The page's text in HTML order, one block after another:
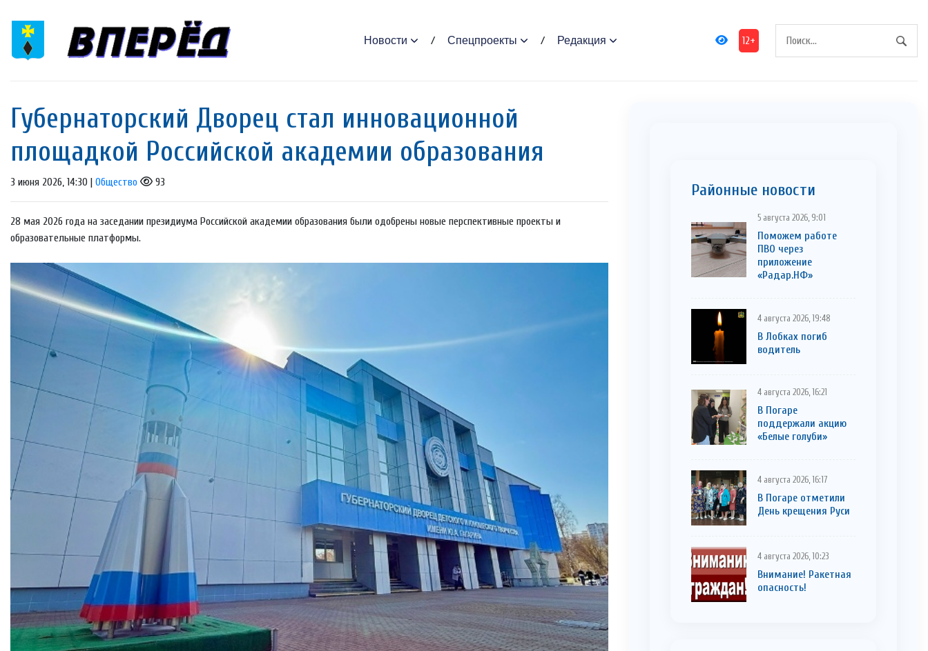
Новости Спецпроекты Редакция 12+
Губернаторский Дворец стал инновационной
площадкой Российской академии образования
3 июня 2026, 14:30 | Общество 93
28 мая 2026 года на заседании президиума Российской академии образования были одобрены новые перспективные проекты и
образовательные платформы.
Районные новости
5 августа 2026, 9:01
Поможем работе
ПВО через
приложение
«Радар.НФ»
4 августа 2026, 19:48
В Лобках погиб
водитель
4 августа 2026, 16:21
В Погаре
поддержали акцию
«Белые голуби»
4 августа 2026, 16:17
В Погаре отметили
День крещения Руси
4 августа 2026, 10:23
Внимание! Ракетная
опасность!